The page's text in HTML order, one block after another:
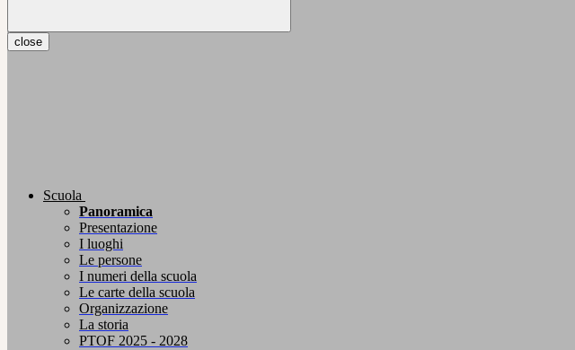
close
Scuola
Panoramica
Presentazione
I luoghi
Le persone
I numeri della scuola
Le carte della scuola
Organizzazione
La storia
PTOF 2025 - 2028